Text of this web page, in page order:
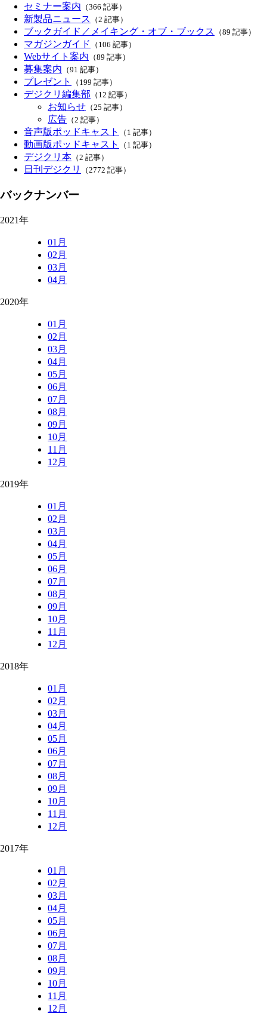
セミナー案内 （366 記事）
新製品ニュース （2 記事）
ブックガイド／メイキング・オブ・ブックス （89 記事）
マガジンガイド （106 記事）
Webサイト案内 （89 記事）
募集案内 （91 記事）
プレゼント （199 記事）
デジクリ編集部 （12 記事）
お知らせ （25 記事）
広告 （2 記事）
音声版ポッドキャスト （1 記事）
動画版ポッドキャスト （1 記事）
デジクリ本 （2 記事）
日刊デジクリ （2772 記事）
バックナンバー
2021年
01月
02月
03月
04月
2020年
01月
02月
03月
04月
05月
06月
07月
08月
09月
10月
11月
12月
2019年
01月
02月
03月
04月
05月
06月
07月
08月
09月
10月
11月
12月
2018年
01月
02月
03月
04月
05月
06月
07月
08月
09月
10月
11月
12月
2017年
01月
02月
03月
04月
05月
06月
07月
08月
09月
10月
11月
12月